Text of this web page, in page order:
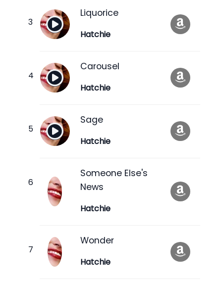
Liquorice
Hatchie
Carousel
Hatchie
Sage
Hatchie
Someone Else's
News
Hatchie
Wonder
Hatchie